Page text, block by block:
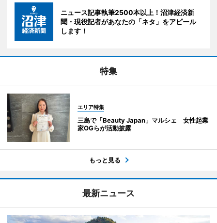
ニュース記事執筆2500本以上！沼津経済新
聞・現役記者があなたの「ネタ」をアピール
します！
特集
エリア特集
三島で「Beauty Japan」マルシェ 女性起業
家OGらが活動披露
もっと見る
最新ニュース